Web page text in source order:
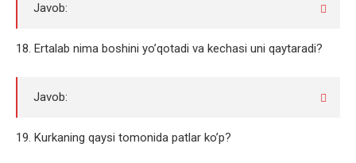
Javob:
18. Ertalab nima boshini yo’qotadi va kechasi uni qaytaradi?
Javob:
19. Kurkaning qaysi tomonida patlar ko’p?